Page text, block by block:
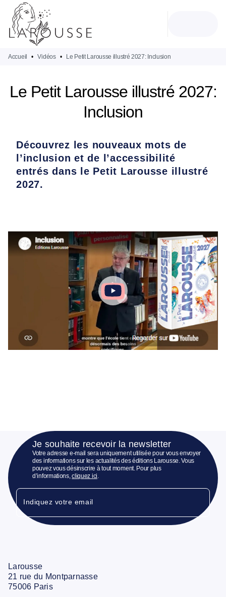
MENU
PIED DE PAGE
Accueil • Vidéos • Le Petit Larousse illustré 2027: Inclusion
Le Petit Larousse illustré 2027:
Inclusion
Découvrez les nouveaux mots de
l’inclusion et de l’accessibilité
entrés dans le Petit Larousse illustré
2027.
Je souhaite recevoir la newsletter
Votre adresse e-mail sera uniquement utilisée pour vous envoyer
des informations sur les actualités des éditions Larousse. Vous
pouvez vous désinscrire à tout moment. Pour plus
d’informations,cliquez ici.
Indiquez votre email
Larousse
21 rue du Montparnasse
75006 Paris